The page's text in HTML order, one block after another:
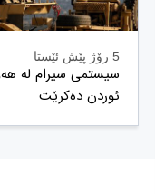
5 رۆژ پێش ئێستا
سیستمی سیرام لە
ئوردن دەکرێت